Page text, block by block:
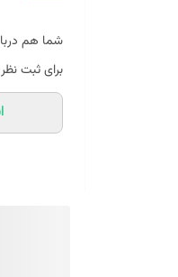
شما هم
برای ثبت